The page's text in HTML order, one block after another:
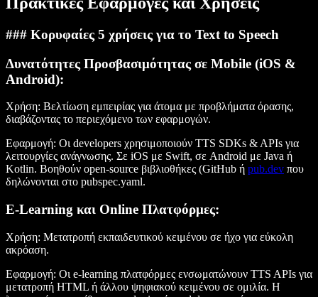
### Κορυφαίες 5 χρήσεις για το Text to Speech
Δυνατότητες Προσβασιμότητας σε Mobile (iOS &
Android):
Χρήση: Βελτίωση εμπειρίας για άτομα με προβλήματα όρασης,
διαβάζοντας το περιεχόμενο των εφαρμογών.
Εφαρμογή: Οι developers χρησιμοποιούν TTS SDKs & APIs για
λειτουργίες ανάγνωσης. Σε iOS με Swift, σε Android με Java ή
Kotlin. Βοηθούν open-source βιβλιοθήκες (GitHub ή pub.dev που
δηλώνονται στο pubspec.yaml.
E-Learning και Online Πλατφόρμες:
Χρήση: Μετατροπή εκπαιδευτικού κειμένου σε ήχο για εύκολη
ακρόαση.
Εφαρμογή: Οι e-learning πλατφόρμες ενσωματώνουν TTS APIs για
μετατροπή HTML ή άλλου ψηφιακού κειμένου σε ομιλία. Η